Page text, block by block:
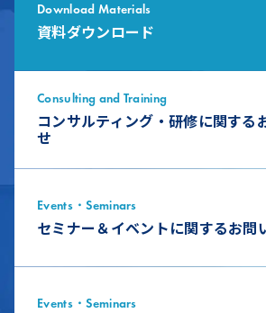
Download Materials
資料ダウンロード
Consulting and Training
コンサルティング・研修に関する
せ
Events・Seminars
セミナー＆イベントに関するお問
Events・Seminars